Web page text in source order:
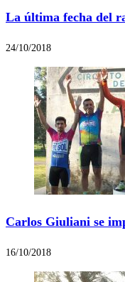
La última fecha del
24/10/2018
Carlos Giuliani se
16/10/2018